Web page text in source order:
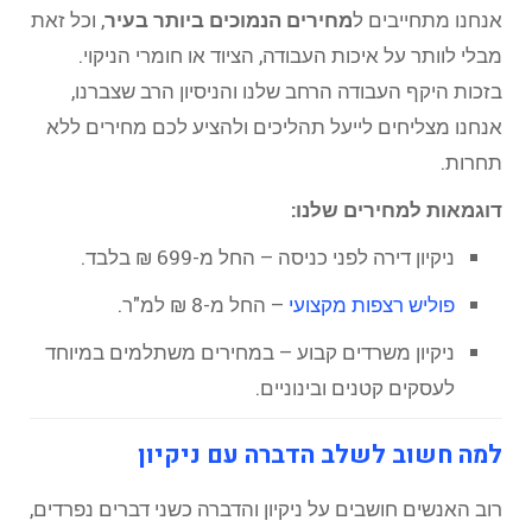
אנחנו מתחייבים למחירים הנמוכים ביותר בעיר, וכל זאת
מבלי לוותר על איכות העבודה, הציוד או חומרי הניקוי.
בזכות היקף העבודה הרחב שלנו והניסיון הרב שצברנו,
אנחנו מצליחים לייעל תהליכים ולהציע לכם מחירים ללא
תחרות.
דוגמאות למחירים שלנו:
ניקיון דירה לפני כניסה – החל מ-699 ₪ בלבד.
פוליש רצפות מקצועי – החל מ-8 ₪ למ"ר.
ניקיון משרדים קבוע – במחירים משתלמים במיוחד
לעסקים קטנים ובינוניים.
למה חשוב לשלב הדברה עם ניקיון
רוב האנשים חושבים על ניקיון והדברה כשני דברים נפרדים,